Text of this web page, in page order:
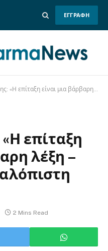
ΕΓΓΡΑΦΗ
είναι μια βάρβαρη λέξη – Προτιμώ την καλόπιστη συνεννόηση»
επίταξη
λέξη –
2 Mins Read